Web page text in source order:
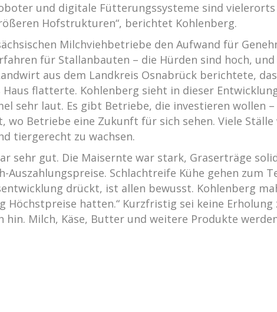
und digitale Fütterungssysteme sind
Hofstrukturen“, berichtet Kohlenberg.
Milchviehbetriebe den Aufwand für
für Stallanbauten – die Hürden sind hoch, und
aus dem Landkreis Osnabrück berichtete,
Haus flatterte. Kohlenberg sieht in dieser
sehr laut. Es gibt Betriebe, die investieren wollen
Betriebe eine Zukunft für sich sehen. Viele
tiergerecht zu wachsen.
sehr gut. Die Maisernte war stark, Graserträge
Schlachtreife Kühe gehen zum
drückt, ist allen bewusst. Kohlenberg
Höchstpreise hatten.“ Kurzfristig sei keine
Milch, Käse, Butter und weitere Produkte